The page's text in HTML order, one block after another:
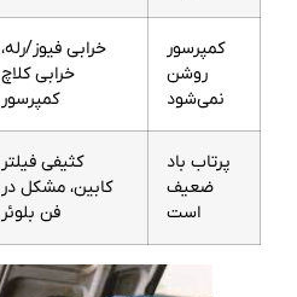
کمپرسور
روشن
نمی‌شود
خرابی فیوز/رله،
خرابی کلاچ
کمپرسور
پرتاب باد
ضعیف
است
کثیفی فیلتر
کابین، مشکل در
فن بلوئر